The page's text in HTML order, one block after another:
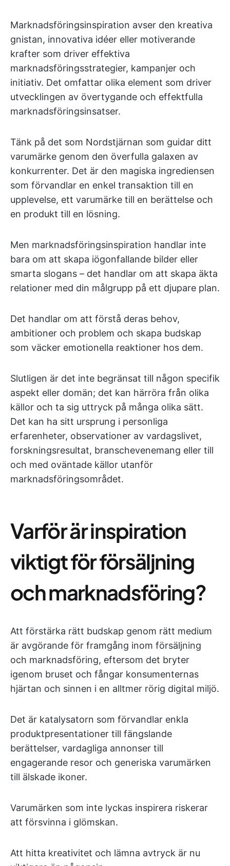
Marknadsföringsinspiration avser den kreativa
gnistan, innovativa idéer eller motiverande
krafter som driver effektiva
marknadsföringsstrategier, kampanjer och
initiativ. Det omfattar olika element som driver
utvecklingen av övertygande och effektfulla
marknadsföringsinsatser.
Tänk på det som Nordstjärnan som guidar ditt
varumärke genom den överfulla galaxen av
konkurrenter. Det är den magiska ingrediensen
som förvandlar en enkel transaktion till en
upplevelse, ett varumärke till en berättelse och
en produkt till en lösning.
Men marknadsföringsinspiration handlar inte
bara om att skapa iögonfallande bilder eller
smarta slogans – det handlar om att skapa äkta
relationer med din målgrupp på ett djupare plan.
Det handlar om att förstå deras behov,
ambitioner och problem och skapa budskap
som väcker emotionella reaktioner hos dem.
Slutligen är det inte begränsat till någon specifik
aspekt eller domän; det kan härröra från olika
källor och ta sig uttryck på många olika sätt.
Det kan ha sitt ursprung i personliga
erfarenheter, observationer av vardagslivet,
forskningsresultat, branschevenemang eller till
och med oväntade källor utanför
marknadsföringsområdet.
Varför är inspiration
viktigt för försäljning
och marknadsföring?
Att förstärka rätt budskap genom rätt medium
är avgörande för framgång inom försäljning
och marknadsföring, eftersom det bryter
igenom bruset och fångar konsumenternas
hjärtan och sinnen i en alltmer rörig digital miljö.
Det är katalysatorn som förvandlar enkla
produktpresentationer till fängslande
berättelser, vardagliga annonser till
engagerande resor och generiska varumärken
till älskade ikoner.
Varumärken som inte lyckas inspirera riskerar
att försvinna i glömskan.
Att hitta kreativitet och lämna avtryck är nu